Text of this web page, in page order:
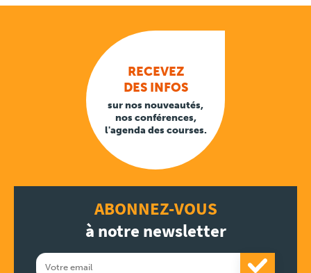
RECEVEZ
DES INFOS
sur nos nouveautés,
nos conférences,
l'agenda des courses.
ABONNEZ-VOUS
à notre newsletter